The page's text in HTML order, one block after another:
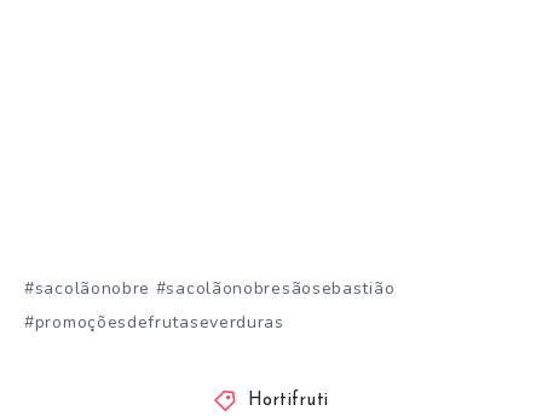
#sacolãonobre #sacolãonobresãosebastião
#promoçõesdefrutaseverduras
Hortifruti